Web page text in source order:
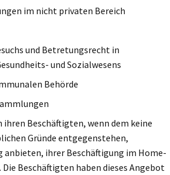
im nicht privaten Bereich
und Betretungsrecht in
und Sozialwesens
Behörde
Beschäftigten, wenn dem keine
Gründe entgegenstehen,
anbieten, ihrer Beschäftigung im Home-
Die Beschäftigten haben dieses Angebot